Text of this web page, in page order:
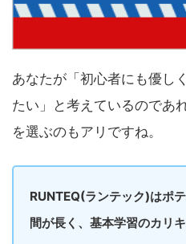
あなたが「初心者にも優し
たい」と考えているのであ
を選ぶのもアリですね。
RUNTEQ(ランテック)はポ
間が長く、基本学習のカリ